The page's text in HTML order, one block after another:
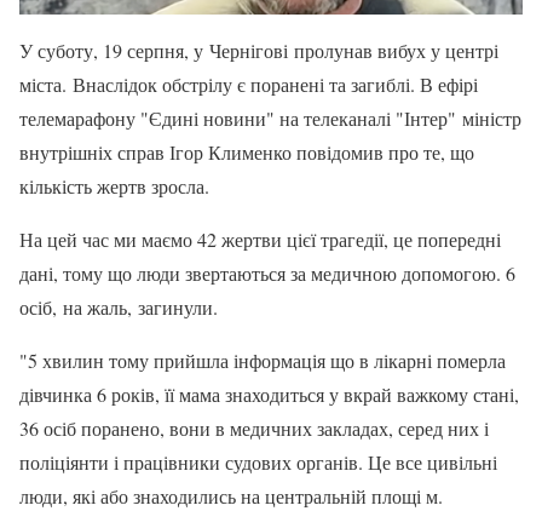
У суботу, 19 серпня, у Чернігові пролунав вибух у центрі
міста. Внаслідок обстрілу є поранені та загиблі. В ефірі
телемарафону "Єдині новини" на телеканалі "Інтер" міністр
внутрішніх справ Ігор Клименко повідомив про те, що
кількість жертв зросла.
На цей час ми маємо 42 жертви цієї трагедії, це попередні
дані, тому що люди звертаються за медичною допомогою. 6
осіб, на жаль, загинули.
"5 хвилин тому прийшла інформація що в лікарні померла
дівчинка 6 років, її мама знаходиться у вкрай важкому стані,
36 осіб поранено, вони в медичних закладах, серед них і
поліціянти і працівники судових органів. Це все цивільні
люди, які або знаходились на центральній площі м.